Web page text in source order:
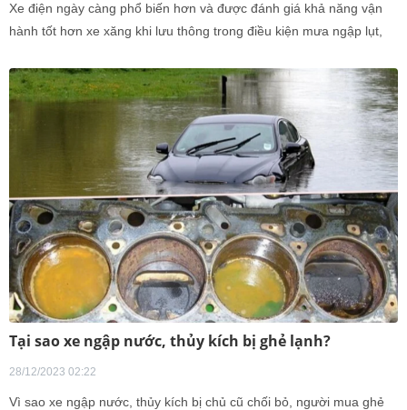
Xe điện ngày càng phổ biến hơn và được đánh giá khả năng vận
hành tốt hơn xe xăng khi lưu thông trong điều kiện mưa ngập lụt,
Tại sao xe ngập nước, thủy kích bị ghẻ lạnh?
28/12/2023 02:22
Vì sao xe ngập nước, thủy kích bị chủ cũ chối bỏ, người mua ghẻ